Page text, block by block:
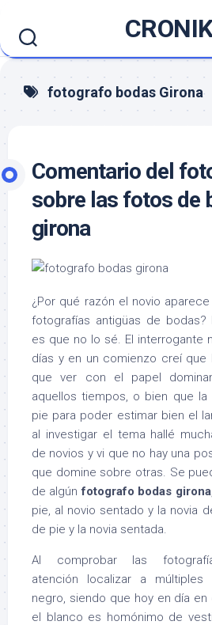
contenido
fotografo bodas Girona
Comentario del
sobre las fotos de
girona
¿Por qué razón el novio
fotografías antigüas de bodas?
es que no lo sé. El interrogante
días y en un comienzo creí que
que ver con el papel
aquellos tiempos, o bien que la
pie para poder estimar bien el
al investigar el tema hallé
de novios y vi que no hay una
que domine sobre otras. Se
de algúnfotografo bodas girona
pie, al novio sentado y la novia
de pie y la novia sentada.
Al comprobar las
atención localizar a múltiples
negro, siendo que hoy en día
el blanco es homónimo de